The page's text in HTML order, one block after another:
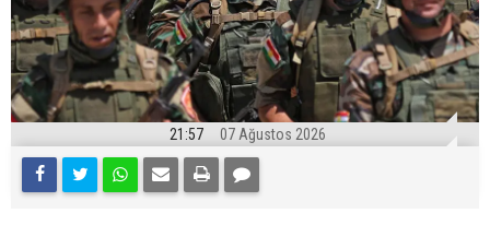
21:57 07 Ağustos 2026